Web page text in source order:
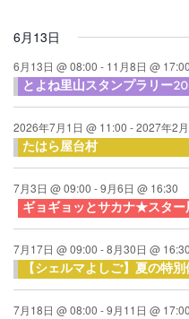
ト,
6月13日
6月13日 @ 08:00 - 11月8日 @ 17:00
とよね里山スタンプラリー
2026年7月1日 @ 11:00 -2027年2
たはら屋台村
7月3日 @ 09:00 -9月6日 @ 16:30
ギョギョッとサカナ★スター
7月17日 @ 09:00 -8月30日 @ 16:30
【シェルマよしご】夏の特
7月18日 @ 08:00 -9月11日 @ 17:00